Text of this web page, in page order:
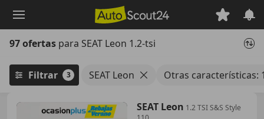
principal
97 ofertas para SEAT Leon 1.2-tsi
Filtrar 3 SEAT Leon Otras características:
SEAT Leon 1.2 TSI S&S Style